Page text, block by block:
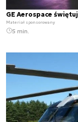
GE Aerospace
Materiał sponsorowany
5 min.